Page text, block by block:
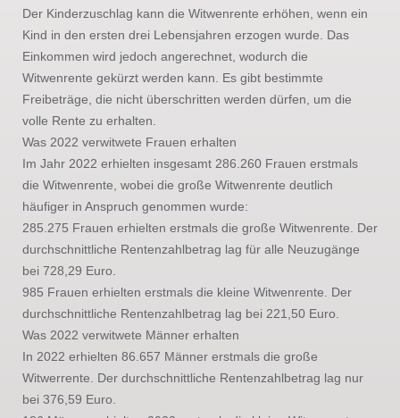
Der Kinderzuschlag kann die Witwenrente erhöhen, wenn ein
Kind in den ersten drei Lebensjahren erzogen wurde. Das
Einkommen wird jedoch angerechnet, wodurch die
Witwenrente gekürzt werden kann. Es gibt bestimmte
Freibeträge, die nicht überschritten werden dürfen, um die
volle Rente zu erhalten.
Was 2022 verwitwete Frauen erhalten
Im Jahr 2022 erhielten insgesamt 286.260 Frauen erstmals
die Witwenrente, wobei die große Witwenrente deutlich
häufiger in Anspruch genommen wurde:
285.275 Frauen erhielten erstmals die große Witwenrente. Der
durchschnittliche Rentenzahlbetrag lag für alle Neuzugänge
bei 728,29 Euro.
985 Frauen erhielten erstmals die kleine Witwenrente. Der
durchschnittliche Rentenzahlbetrag lag bei 221,50 Euro.
Was 2022 verwitwete Männer erhalten
In 2022 erhielten 86.657 Männer erstmals die große
Witwerrente. Der durchschnittliche Rentenzahlbetrag lag nur
bei 376,59 Euro.